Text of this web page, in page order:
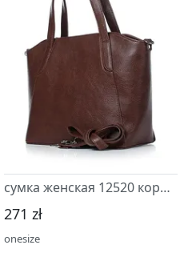
сумка женская 12520 коричневый
271 zł
onesize